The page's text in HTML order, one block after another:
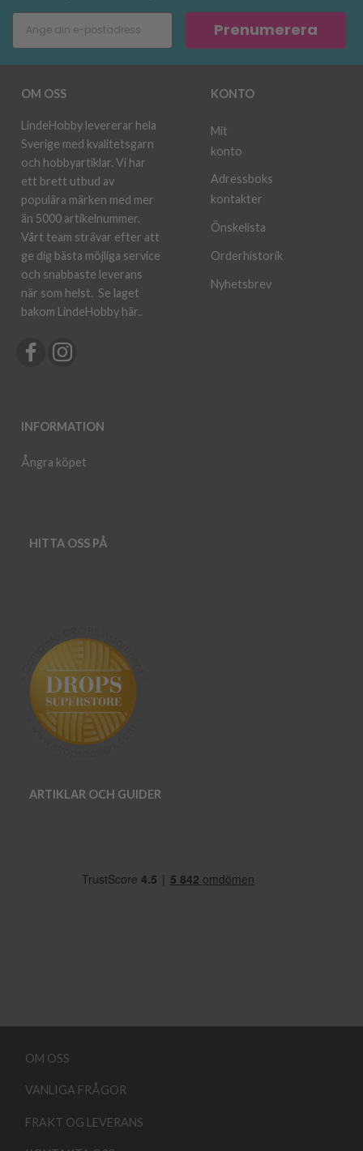
Prenumerera
OM OSS
LindeHobby levererar hela
Sverige med kvalitetsgarn
och hobbyartiklar. Vi har
ett brett utbud av
populära märken med mer
än 5000 artikelnummer.
Vårt team strävar efter att
ge dig bästa möjliga service
och snabbaste leverans
när som helst. Se laget
bakom LindeHobby här..
INFORMATION
Ångra köpet
KONTO
Mit
konto
Adressboks
kontakter
Önskelista
Orderhistorik
Nyhetsbrev
HITTA OSS PÅ
ARTIKLAR OCH GUIDER
OM OSS
VANLIGA FRÅGOR
FRAKT OG LEVERANS